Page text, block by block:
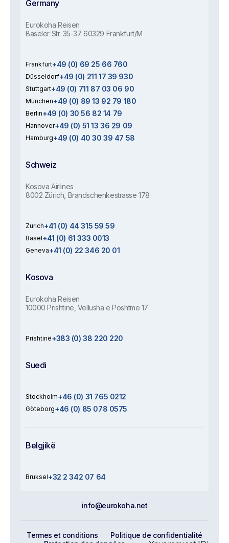
Germany
Eurokoha Reisen
Baseler Str. 35-37 60329 Frankfurt/M
Frankfurt+49 (0) 69 25 66 760
Düsseldorf+49 (0) 211 17 39 930
Stuttgart+49 (0) 711 87 03 06 90
München+49 (0) 89 13 92 79 180
Berlin+49 (0) 30 56 82 14 79
Hannover+49 (0) 51 13 36 29 09
Hamburg+49 (0) 40 30 39 47 58
Schweiz
Kosova Airlines
8002 Zürich, Brandschenkestrasse 178
Zurich+41 (0) 44 315 59 59
Basel+41 (0) 61 333 0013
Geneva+41 (0) 22 346 20 01
Kosova
Eurokoha Reisen
10000 Prishtinë, Vellusha e Poshtme 17
Prishtinë+383 (0) 38 220 220
Suedi
Stockholm+46 (0) 31 765 0212
Göteborg+46 (0) 85 078 0575
Belgjikë
Bruksel+32 2 342 07 64
info@eurokoha.net
Termes et conditions
Politique de confidentialité